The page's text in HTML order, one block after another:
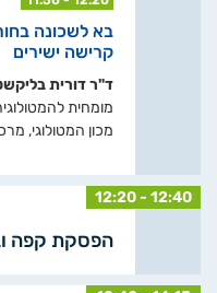
בא לשכונה
קרישה ישירים
ד"ר דורית
מומחית
מכון המטולוגי,
12:20 - 12:40
הפסקת קפה